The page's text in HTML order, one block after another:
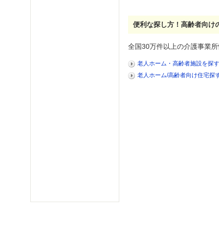
便利な探し方！高齢者向け
全国30万件以上の介護事業
老人ホーム・高齢者施設を探す
老人ホーム/高齢者向け住宅探